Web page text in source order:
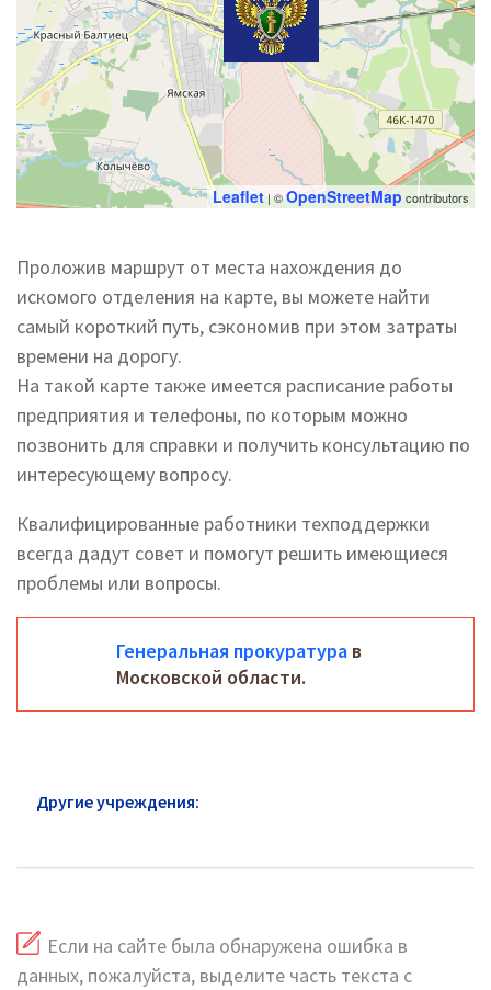
Leaflet | ©OpenStreetMap contributors
Проложив маршрут от места нахождения до
искомого отделения на карте, вы можете найти
самый короткий путь, сэкономив при этом затраты
времени на дорогу.
На такой карте также имеется расписание работы
предприятия и телефоны, по которым можно
позвонить для справки и получить консультацию по
интересующему вопросу.
Квалифицированные работники техподдержки
всегда дадут совет и помогут решить имеющиеся
проблемы или вопросы.
Генеральная прокуратура в
Московской области.
Другие учреждения:
Если на сайте была обнаружена ошибка в
данных, пожалуйста, выделите часть текста с